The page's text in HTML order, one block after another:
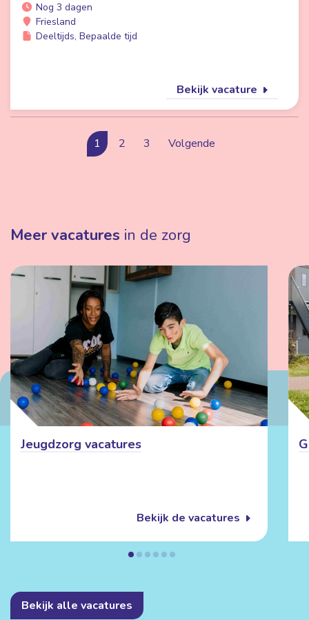
Nog 3 dagen
Friesland
Deeltijds, Bepaalde tijd
Bekijk vacature
1 2 3 Volgende
Meer vacatures in de zorg
Jeugdzorg vacatures
Bekijk de vacatures
Bekijk alle vacatures